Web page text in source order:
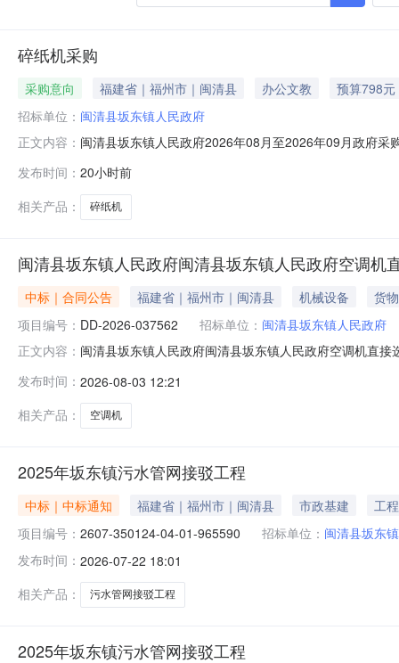
碎纸机采购
采购意向 福建省｜福州市｜闽清县 办公文教
预算798元
招标单位： 闽清县坂东镇人民政府
正文内容： 闽清县坂东镇人民政府2026年08月至2026年09月政府
需求需满足的要求:办公需求预计采购时间：2026-09备
发布时间： 20小时前
相关产品：
碎纸机
闽清县坂东镇人民政府闽清县坂东镇人民政府空调机
中标｜合同公告 福建省｜福州市｜闽清县 机械设备
货物
项目编号： DD-2026-037562 招标单位： 闽清县坂东镇人民政府
正文内容： 闽清县坂东镇人民政府闽清县坂东镇人民政府空调机直
路1号坂东镇人民政府联系方式：15243615463供应商(
（
发布时间： 2026-08-03 12:21
相关产品：
空调机
2025年坂东镇污水管网接驳工程
中标｜中标通知 福建省｜福州市｜闽清县 市政基建
工程
项目编号： 2607-350124-04-01-965590 招标单位： 闽清县坂东
发布时间： 2026-07-22 18:01
相关产品：
污水管网接驳工程
2025年坂东镇污水管网接驳工程